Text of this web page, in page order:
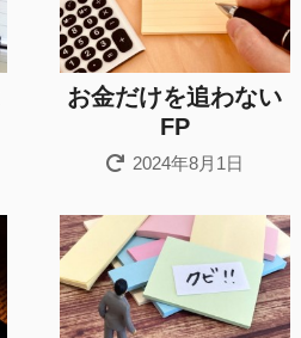
お金だけを追わない
FP
2024年8月1日